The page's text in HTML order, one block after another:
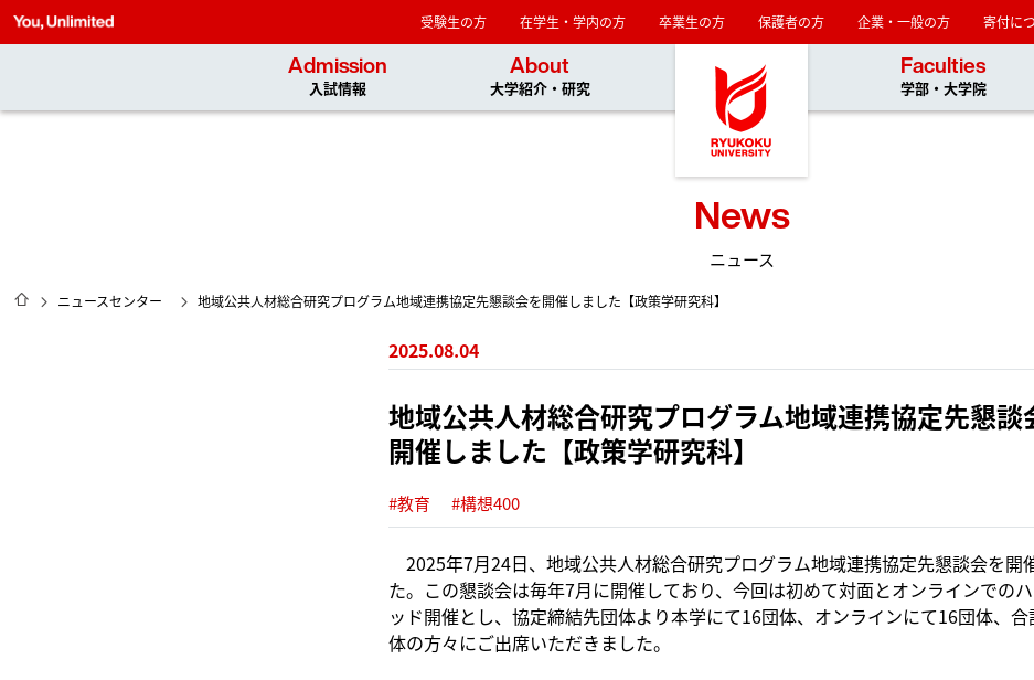
龍谷大学
受験生の方 在学生・学内の方 卒業生の方 保護者の方 企業・一般の方 寄付に
Admission
入試情報
About
大学紹介・研究
Faculties
学部・大学院
News
ニュース
HOME
ニュースセンター 地域公共人材総合研究プログラム地域連携協定先懇談会を開催しました【政策学研究科】
2025.08.04
地域公共人材総合研究プログラム地域連携協定先懇談
開催しました【政策学研究科】
#教育 #構想400
2025年7月24日、地域公共人材総合研究プログラム地域連携協定先懇談会を開
た。この懇談会は毎年7月に開催しており、今回は初めて対面とオンラインでの
ッド開催とし、協定締結先団体より本学にて16団体、オンラインにて16団体、合
体の方々にご出席いただきました。